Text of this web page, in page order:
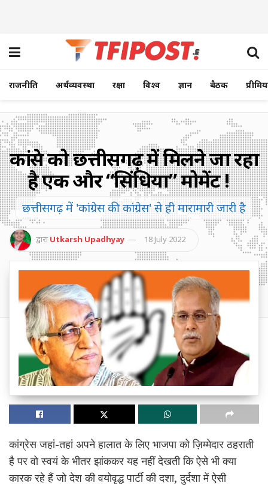
राजनीति अर्थव्यवस्था रक्षा विश्व ज्ञान बैठक
कांग्रेस को छत्तीसगढ़ में मिलने जा रहा
है एक और “सिंधिया” मोमेंट !
छत्तीसगढ़ में 'कांग्रेस की कांग्रेस' से ही मारामारी जारी है
द्वारा Utkarsh Upadhyay 18 July 2022
कांग्रेस जहां-तहां अपने हालात के लिए भाजपा को ज़िम्मेदार ठहराती
है पर वो स्वयं के भीतर झांककर यह नहीं देखती कि ऐसे भी क्या
कारक रहे हैं जो देश की वयोवृद्ध पार्टी की दशा, दुर्दशा में ऐसी